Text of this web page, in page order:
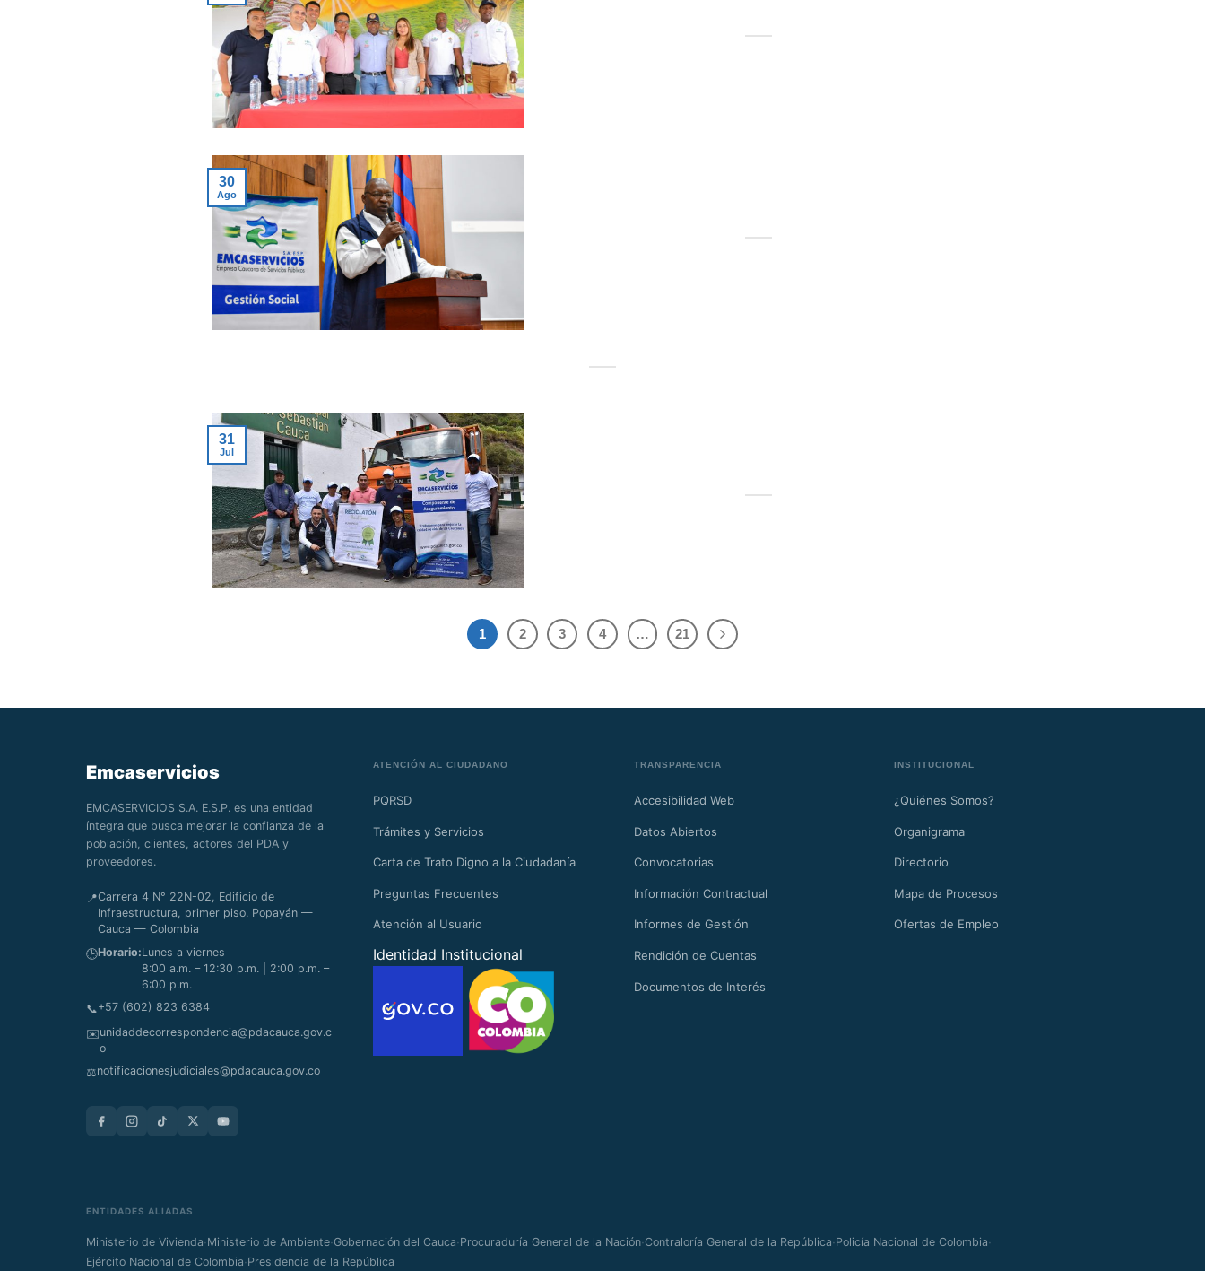
30
Ago
31
Jul
1 2 3 4 … 21
Emcaservicios
EMCASERVICIOS S.A. E.S.P. es una entidad
íntegra que busca mejorar la confianza de la
población, clientes, actores del PDA y
proveedores.
📍Carrera 4 N° 22N-02, Edificio de
Infraestructura, primer piso. Popayán —
Cauca — Colombia
🕒Horario:Lunes a viernes
8:00 a.m. – 12:30 p.m. | 2:00 p.m. –
6:00 p.m.
📞+57 (602) 823 6384
✉️unidaddecorrespondencia@pdacauca.gov.c
o
⚖️notificacionesjudiciales@pdacauca.gov.co
ATENCIÓN AL CIUDADANO
PQRSD
Trámites y Servicios
Carta de Trato Digno a la Ciudadanía
Preguntas Frecuentes
Atención al Usuario
Identidad Institucional
TRANSPARENCIA
Accesibilidad Web
Datos Abiertos
Convocatorias
Información Contractual
Informes de Gestión
Rendición de Cuentas
Documentos de Interés
INSTITUCIONAL
¿Quiénes Somos?
Organigrama
Directorio
Mapa de Procesos
Ofertas de Empleo
ENTIDADES ALIADAS
Ministerio de Vivienda·Ministerio de Ambiente·Gobernación del Cauca·Procuraduría General de la Nación·Contraloría General de la República·Policía Nacional de Colombia·
Ejército Nacional de Colombia·Presidencia de la República